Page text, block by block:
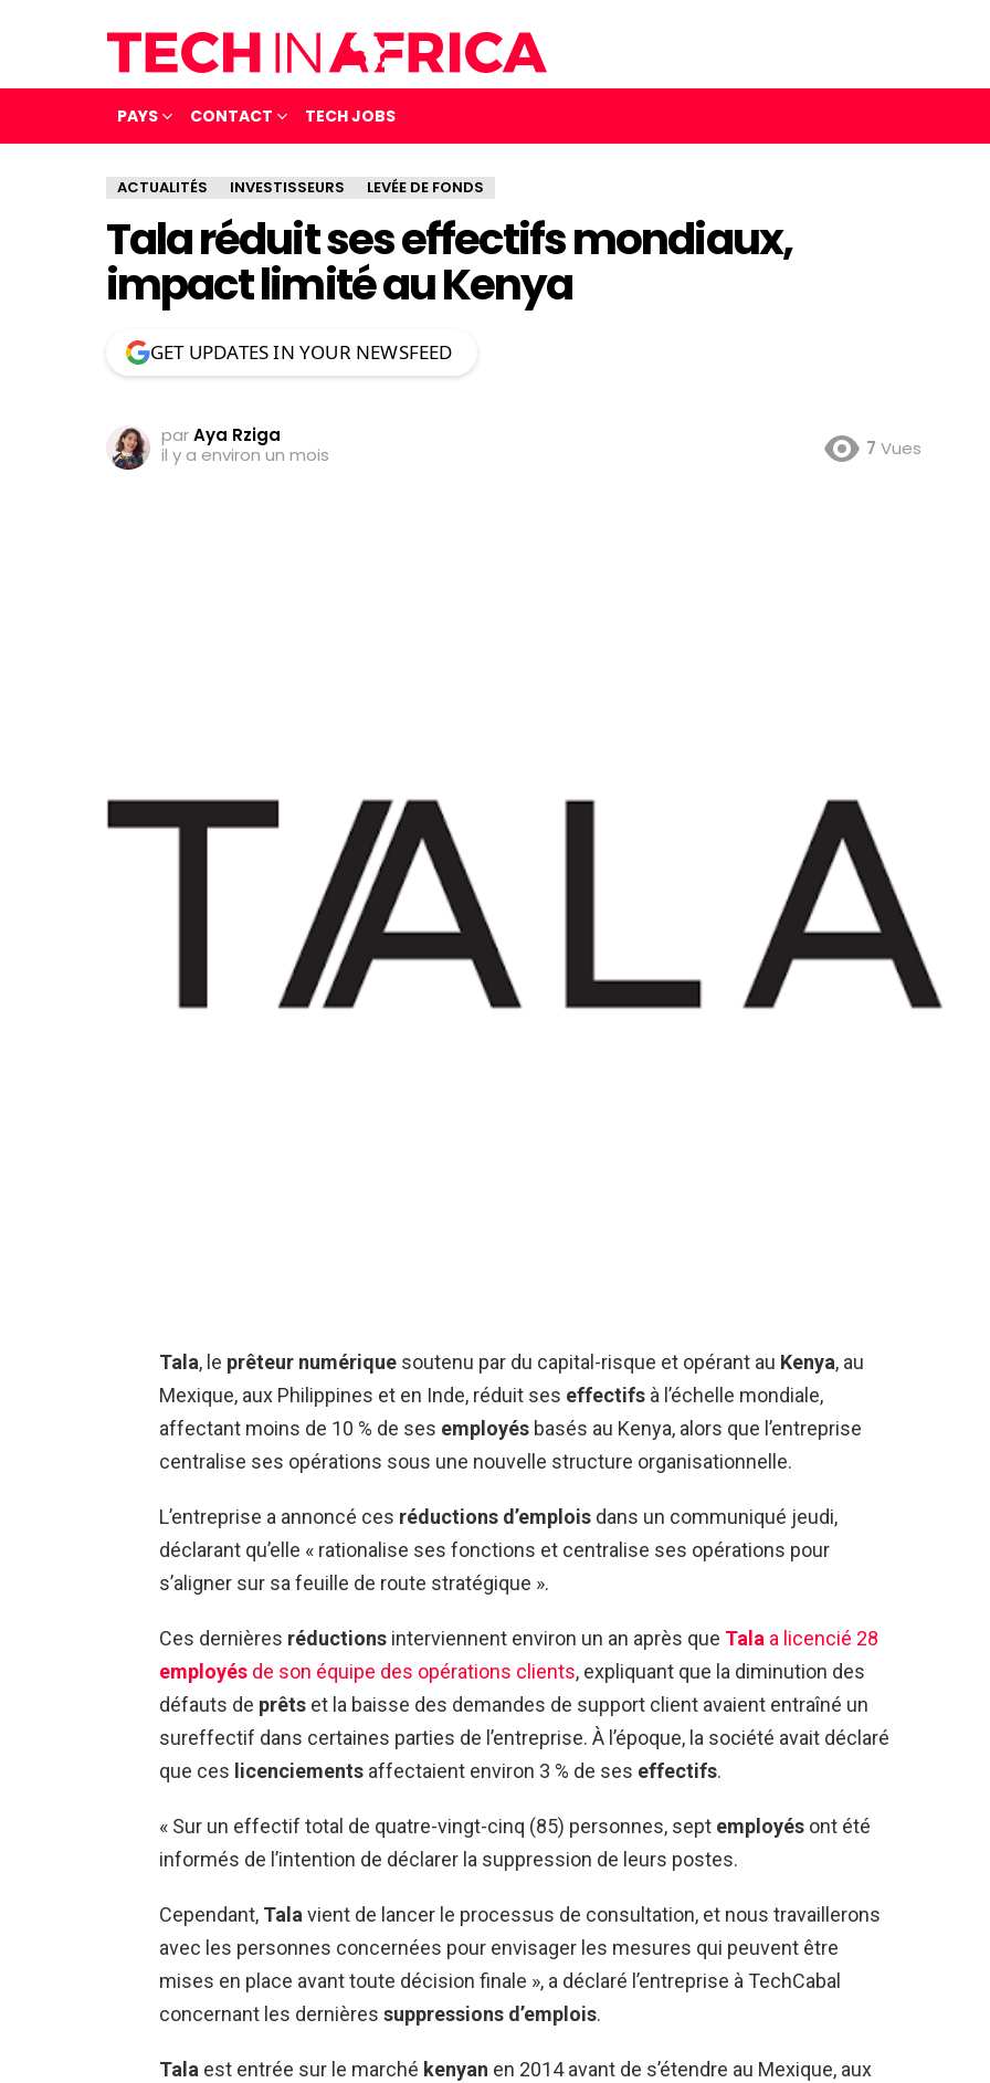
PAYS CONTACT TECH JOBS
ACTUALITÉS INVESTISSEURS LEVÉE DE FONDS
Tala réduit ses effectifs mondiaux,
impact limité au Kenya
GET UPDATES IN YOUR NEWSFEED
parAya Rziga
il y a environ un mois
7 Vues
Tala, le prêteur numérique soutenu par du capital-risque et opérant au Kenya, au
Mexique, aux Philippines et en Inde, réduit ses effectifs à l’échelle mondiale,
affectant moins de 10 % de ses employés basés au Kenya, alors que l’entreprise
centralise ses opérations sous une nouvelle structure organisationnelle.
L’entreprise a annoncé ces réductions d’emplois dans un communiqué jeudi,
déclarant qu’elle « rationalise ses fonctions et centralise ses opérations pour
s’aligner sur sa feuille de route stratégique ».
Ces dernières réductions interviennent environ un an après que Tala a licencié 28
employés de son équipe des opérations clients, expliquant que la diminution des
défauts de prêts et la baisse des demandes de support client avaient entraîné un
sureffectif dans certaines parties de l’entreprise. À l’époque, la société avait déclaré
que ces licenciements affectaient environ 3 % de ses effectifs.
« Sur un effectif total de quatre-vingt-cinq (85) personnes, sept employés ont été
informés de l’intention de déclarer la suppression de leurs postes.
Cependant, Talavient de lancer le processus de consultation, et nous travaillerons
avec les personnes concernées pour envisager les mesures qui peuvent être
mises en place avant toute décision finale », a déclaré l’entreprise à TechCabal
concernant les dernières suppressions d’emplois.
Tala est entrée sur le marché kenyan en 2014 avant de s’étendre au Mexique, aux